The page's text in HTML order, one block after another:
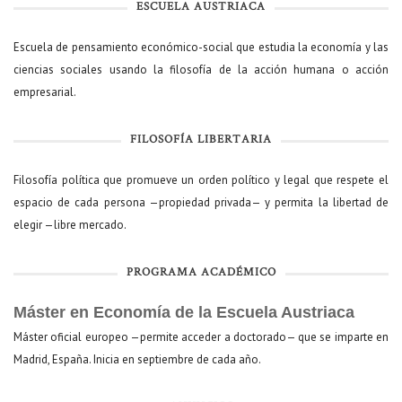
ESCUELA AUSTRIACA
Escuela de pensamiento económico-social que estudia la economía y las
ciencias sociales usando la filosofía de la acción humana o acción
empresarial.
FILOSOFÍA LIBERTARIA
Filosofía política que promueve un orden político y legal que respete el
espacio de cada persona —propiedad privada— y permita la libertad de
elegir —libre mercado.
PROGRAMA ACADÉMICO
Máster en Economía de la Escuela Austriaca
Máster oficial europeo —permite acceder a doctorado— que se imparte en
Madrid, España. Inicia en septiembre de cada año.